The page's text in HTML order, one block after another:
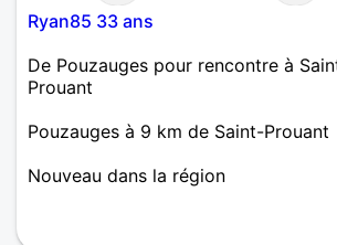
Ryan85 33 ans
De Pouzauges pour rencontre à
Prouant
Pouzauges à 9 km de Saint-Prouant
Nouveau dans la région